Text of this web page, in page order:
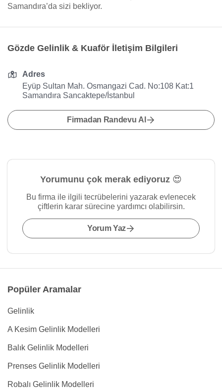
Samandıra’da sizi bekliyor.
Gözde Gelinlik & Kuaför İletişim Bilgileri
Adres
Eyüp Sultan Mah. Osmangazi Cad. No:108 Kat:1
Samandıra Sancaktepe/İstanbul
Firmadan Randevu Al
Yorumunu çok merak ediyoruz 😍
Bu firma ile ilgili tecrübelerini yazarak evlenecek
çiftlerin karar sürecine yardımcı olabilirsin.
Yorum Yaz
Popüler Aramalar
Gelinlik
A Kesim Gelinlik Modelleri
Balık Gelinlik Modelleri
Prenses Gelinlik Modelleri
Robalı Gelinlik Modelleri